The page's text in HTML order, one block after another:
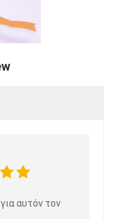
αυτόν τον